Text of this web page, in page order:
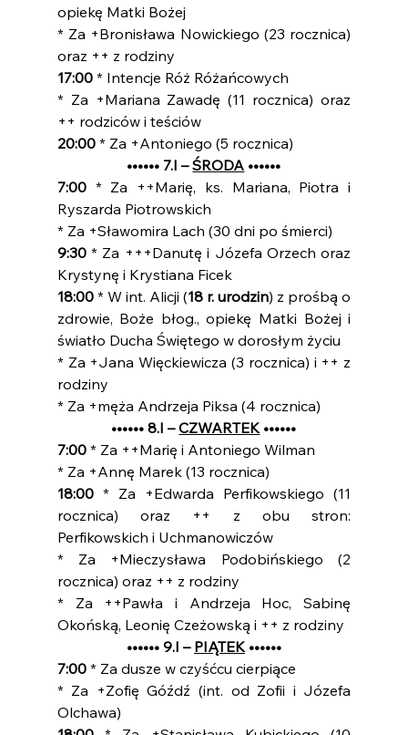
opiekę Matki Bożej
* Za +Bronisława Nowickiego (23 rocznica)
oraz ++ z rodziny
17:00 * Intencje Róż Różańcowych
* Za +Mariana Zawadę (11 rocznica) oraz
++ rodziców i teściów
20:00 * Za +Antoniego (5 rocznica)
•••••• 7.I – ŚRODA ••••••
7:00 * Za ++Marię, ks. Mariana, Piotra i
Ryszarda Piotrowskich
* Za +Sławomira Lach (30 dni po śmierci)
9:30 * Za +++Danutę i Józefa Orzech oraz
Krystynę i Krystiana Ficek
18:00 * W int. Alicji (18 r. urodzin) z prośbą o
zdrowie, Boże błog., opiekę Matki Bożej i
światło Ducha Świętego w dorosłym życiu
* Za +Jana Więckiewicza (3 rocznica) i ++ z
rodziny
* Za +męża Andrzeja Piksa (4 rocznica)
•••••• 8.I – CZWARTEK ••••••
7:00 * Za ++Marię i Antoniego Wilman
* Za +Annę Marek (13 rocznica)
18:00 * Za +Edwarda Perfikowskiego (11
rocznica) oraz ++ z obu stron:
Perfikowskich i Uchmanowiczów
* Za +Mieczysława Podobińskiego (2
rocznica) oraz ++ z rodziny
* Za ++Pawła i Andrzeja Hoc, Sabinę
Okońską, Leonię Czeżowską i ++ z rodziny
•••••• 9.I – PIĄTEK ••••••
7:00 * Za dusze w czyśćcu cierpiące
* Za +Zofię Góźdź (int. od Zofii i Józefa
Olchawa)